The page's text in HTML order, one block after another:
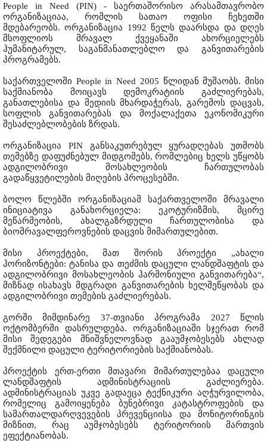
People in Need (PIN) - საერთაშორისო არასამთავრობო
ორგანიზაციაა, რომლის სათაო ოფისი ჩეხეთში
მდებარეობს. ორგანიზაცია 1992 წელს დაარსდა და დღეს
მსოფლიოს მრავალ ქვეყანაში ახორციელებს
ჰუმანიტარულ, საგანმანათლებლო და განვითარების
პროგრამებს.
საქართველოში People in Need 2005 წლიდან მუშაობს. მისი
საქმიანობა მოიცავს დემოკრატიის გაძლიერებას,
განათლებისა და მედიის მხარდაჭერას, გარემოს დაცვას,
სოფლის განვითარებას და მოქალაქეთა ეკონომიკური
შესაძლებლობების ზრდას.
ორგანიზაცია PIN განსაკუთრებულ ყურადღებას უთმობს
თემებზე დაფუძნებულ მიდგომებს, რომლებიც ხელს უწყობს
ადგილობრივი მოსახლეობის ჩართულობას
გადაწყვეტილების მიღების პროცესებში.
ბოლო წლებში ორგანიზაციამ საქართველოში მრავალი
ინიციატივა განახორციელა: ეკოტურიზმის, მცირე
მეწარმეობის, ახალგაზრდული ჩართულობისა და
ბიომრავალფეროვნების დაცვის მიმართულებით.
მისი პროექტები, მათ შორის პროექტი „ახალი
ჰორიზონტები: ტანისა და თეძმის დაცული ლანდშაფტის და
ადგილობრივი მოსახლეობის ჰარმონიული განვითარება“,
მიზნად ისახავს მდგრადი განვითარების ხელშეწყობას და
ადგილობრივი თემების გაძლიერებას.
გორში მიმდინარე 37-თვიანი პროგრამა 2027 წლის
ოქტომბერში დასრულდება. ორგანიზაციაში სჯერათ რომ
მისი შედეგები მნიშვნელოვნად გააუმჯობესებს ახლად
შექმნილი დაცული ტერიტორიების საქმიანობას.
პროექტის ერთ-ერთი მთავარი მიმართულებაა დაცული
ლანდშაფტის ადმინისტრაციის გაძლიერება.
ადმინისტრაციას უკვე გადაეცა ტექნიკური აღჭურვილობა,
რომელიც გამოიყენება ბუნებრივი კატასტროფების და
სამართალდარღვევების პრევენციისა და მონიტორინგის
მიზნით, რაც აუმჯობესებს ტერიტორიის მართვის
ეფექტიანობას.